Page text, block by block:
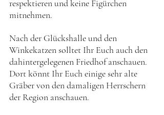
respektieren und keine Figürchen
mitnehmen.
Nach der Glückshalle und den
Winkekatzen solltet Ihr Euch auch den
dahintergelegenen Friedhof anschauen.
Dort könnt Ihr Euch einige sehr alte
Gräber von den damaligen Herrschern
der Region anschauen.